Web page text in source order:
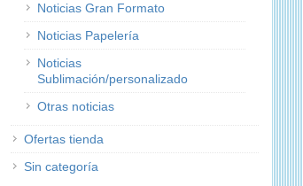
Noticias Gran Formato
Noticias Papelería
Noticias
Sublimación/personalizado
Otras noticias
Ofertas tienda
Sin categoría